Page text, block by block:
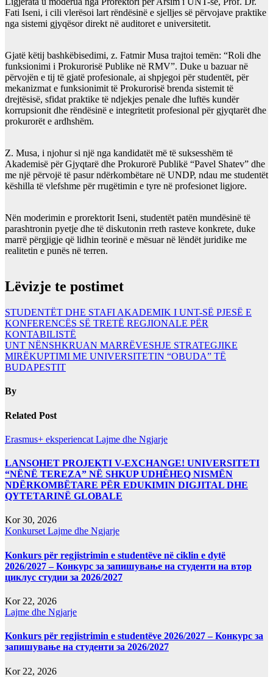
Fati Iseni, i cili vlerësoi lart rëndësinë e sjelljes së përvojave praktike
nga sistemi gjyqësor direkt në auditoret e universitetit.
Gjatë këtij bashkëbisedimi, z. Fatmir Musa trajtoi temën: “Roli dhe
funksionimi i Prokurorisë Publike në RMV”. Duke u bazuar në
përvojën e tij të gjatë profesionale, ai shpjegoi për studentët, për
mekanizmat e funksionimit të Prokurorisë brenda sistemit të
drejtësisë, sfidat praktike të ndjekjes penale dhe luftës kundër
korrupsionit dhe rëndësinë e integritetit profesional për gjyqtarët dhe
prokurorët e ardhshëm.
Z. Musa, i njohur si një nga kandidatët më të suksesshëm të
Akademisë për Gjyqtarë dhe Prokurorë Publikë “Pavel Shatev” dhe
me një përvojë të pasur ndërkombëtare në UNDP, ndau me studentët
këshilla të vlefshme për rrugëtimin e tyre në profesionet ligjore.
Nën moderimin e prorektorit Iseni, studentët patën mundësinë të
parashtronin pyetje dhe të diskutonin rreth rasteve konkrete, duke
marrë përgjigje që lidhin teorinë e mësuar në lëndët juridike me
realitetin e punës në terren.
Lëvizje te postimet
STUDENTËT DHE STAFI AKADEMIK I UNT-SË PJESË E
KONFERENCËS SË TREТË REGJIONALE PËR
KONTABILISTË
UNT NËNSHKRUAN MARRËVESHJE STRATEGJIKE
MIRËKUPTIMI ME UNIVERSITETIN “OBUDA” TË
BUDAPESTIT
By
Related Post
Erasmus+ eksperiencat Lajme dhe Ngjarje
LANSOHET PROJEKTI V-EXCHANGE! UNIVERSITETI
“NËNË TEREZA” NË SHKUP UDHËHEQ NISMËN
NDËRKOMBËTARE PËR EDUKIMIN DIGJITAL DHE
QYTETARINË GLOBALE
Kor 30, 2026
KonkursetLajme dhe Ngjarje
Konkurs për regjistrimin e studentëve në ciklin e dytë
2026/2027 – Конкурс за запишување на студенти на втор
циклус студии за 2026/2027
Kor 22, 2026
Lajme dhe Ngjarje
Konkurs për regjistrimin e studentëve 2026/2027 – Конкурс за
запишување на студенти за 2026/2027
Kor 22, 2026